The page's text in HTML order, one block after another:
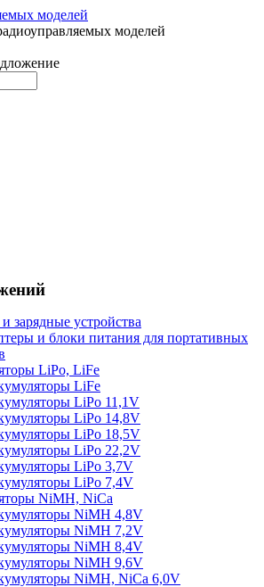
моделей
зарядные устройства
и блоки питания для портативных
LiPo, LiFe
LiFe
LiPo 11,1V
LiPo 14,8V
LiPo 18,5V
LiPo 22,2V
LiPo 3,7V
LiPo 7,4V
NiMH, NiCa
NiMH 4,8V
NiMH 7,2V
NiMH 8,4V
NiMH 9,6V
NiMH, NiCa 6,0V